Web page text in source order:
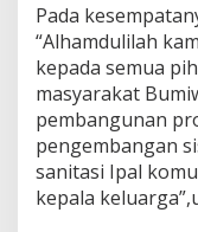
Pada
“Alhamdulilah
kepada semua
masyarakat
pembangunan
pengembangan
sanitasi Ipal
kepala